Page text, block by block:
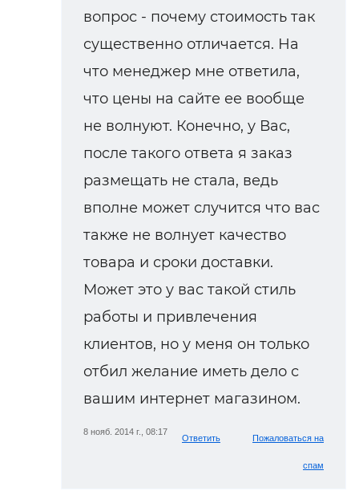
вопрос - почему стоимость так
существенно отличается. На
что менеджер мне ответила,
что цены на сайте ее вообще
не волнуют. Конечно, у Вас,
после такого ответа я заказ
размещать не стала, ведь
вполне может случится что вас
также не волнует качество
товара и сроки доставки.
Может это у вас такой стиль
работы и привлечения
клиентов, но у меня он только
отбил желание иметь дело с
вашим интернет магазином.
8 нояб. 2014 г., 08:17
Ответить Пожаловаться на
спам